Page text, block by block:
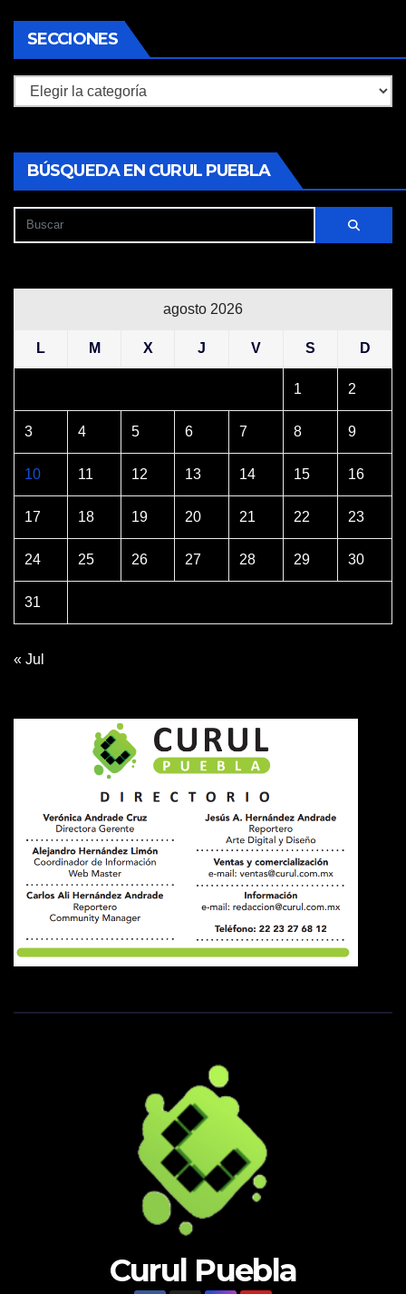
SECCIONES
Secciones
BÚSQUEDA EN CURUL PUEBLA
agosto 2026
L M X J V S D
1 2
3 4 5 6 7 8 9
10 11 12 13 14 15 16
17 18 19 20 21 22 23
24 25 26 27 28 29 30
31
« Jul
Curul Puebla